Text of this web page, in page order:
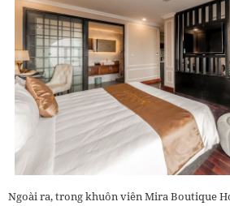
Ngoài ra, trong khuôn viên Mira Boutique